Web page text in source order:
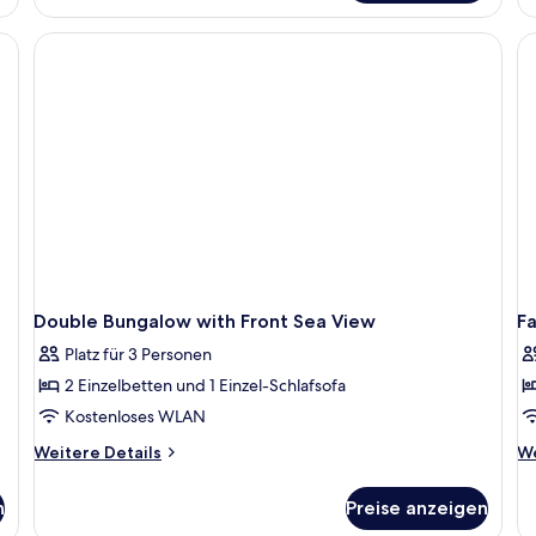
Double Bungalow with Front Sea View
Platz für 3 Personen
2 Einzelbetten und 1 Einzel-Schlafsofa
Kostenloses WLAN
Weitere Details
Weitere
Preise anzeigen